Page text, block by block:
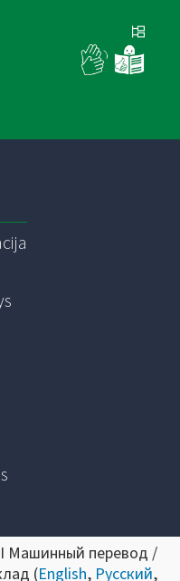
Машинный перевод /
(English, Русский,